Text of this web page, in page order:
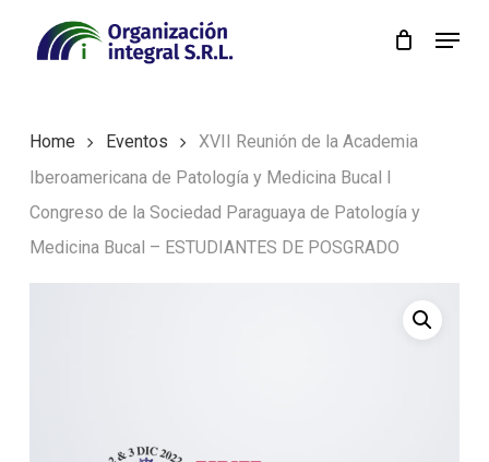
Menu
Home Eventos
XVII Reunión de la Academia
Iberoamericana de Patología y Medicina Bucal I
Congreso de la Sociedad Paraguaya de Patología y
Medicina Bucal – ESTUDIANTES DE POSGRADO